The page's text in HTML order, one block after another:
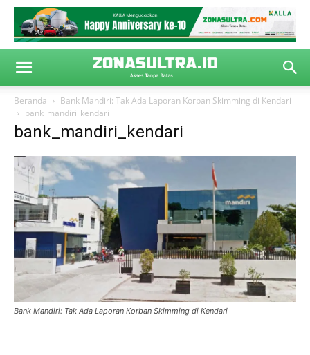
Beranda
Bank Mandiri: Tak Ada Laporan Korban Skimming di Kendari
bank_mandiri_kendari
bank_mandiri_kendari
Bank Mandiri: Tak Ada Laporan Korban Skimming di Kendari